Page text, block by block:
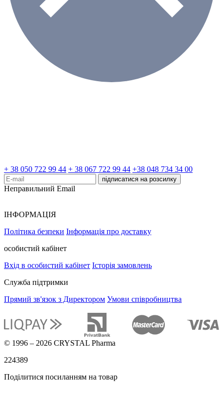
+ 38 050 722 99 44 + 38 067 722 99 44 +38 048 734 34 00
підписатися на розсилку
Неправильний Email
ІНФОРМАЦІЯ
Політика безпеки Інформація про доставку
особистий кабінет
Вхід в особистий кабінет Історія замовлень
Служба підтримки
Прямий зв'язок з Директором Умови співробництва
© 1996 – 2026 CRYSTAL Pharma
224389
Поділитися посиланням на товар